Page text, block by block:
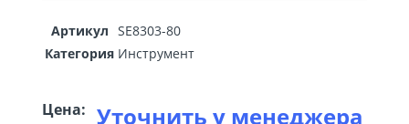
Артикул SE8303-80
Категория Инструмент
Цена: Уточнить у менеджера